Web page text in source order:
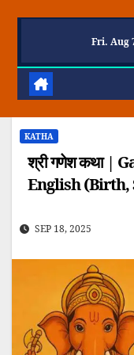
Fri. Aug
– Latest
KATHA
श्री गणेश कथा |
English (Birth,
SEP 18, 2025